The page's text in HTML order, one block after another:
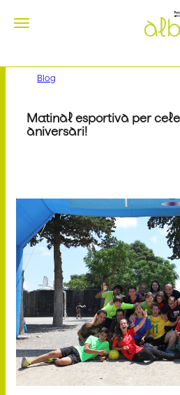
Toggle navigation
Blog
Matinal esportiva per
aniversari!